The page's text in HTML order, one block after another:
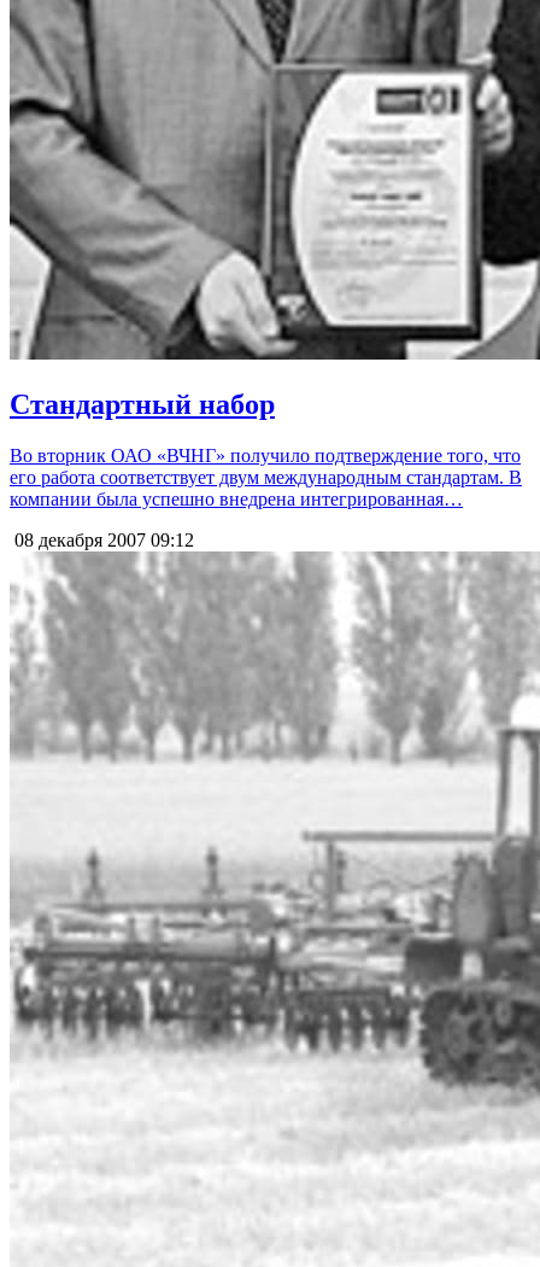
Стандартный набор
Во вторник ОАО «ВЧНГ» получило подтверждение того, что
его работа соответствует двум международным стандартам. В
компании была успешно внедрена интегрированная…
08 декабря 2007 09:12